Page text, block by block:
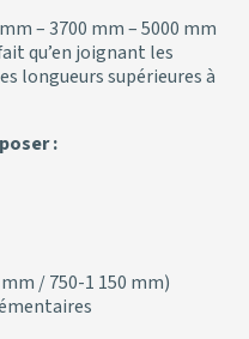
– 3700 mm – 5000 mm
qu’en joignant les
longueurs supérieures à
:
/ 750-1 150 mm)